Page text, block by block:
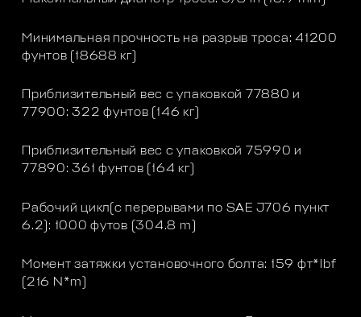
Минимальная прочность на разрыв троса: 41200
фунтов (18688 кг)
Приблизительный вес с упаковкой 77880 и
77900: 322 фунтов (146 кг)
Приблизительный вес с упаковкой 75990 и
77890: 361 фунтов (164 кг)
Рабочий цикл(с перерывами по SAE J706 пункт
6.2): 1000 футов (304.8 m)
Момент затяжки установочного болта: 159 фт*lbf
(216 N*m)